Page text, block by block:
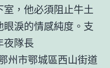
，他必須阻止牛土
淚的情感純度。支
夜隊長
市鄂城區西山街道